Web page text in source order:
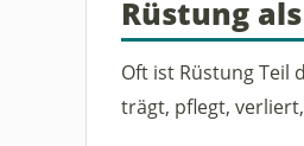
Rüstung
Oft ist Rüstung Teil
trägt, pflegt,